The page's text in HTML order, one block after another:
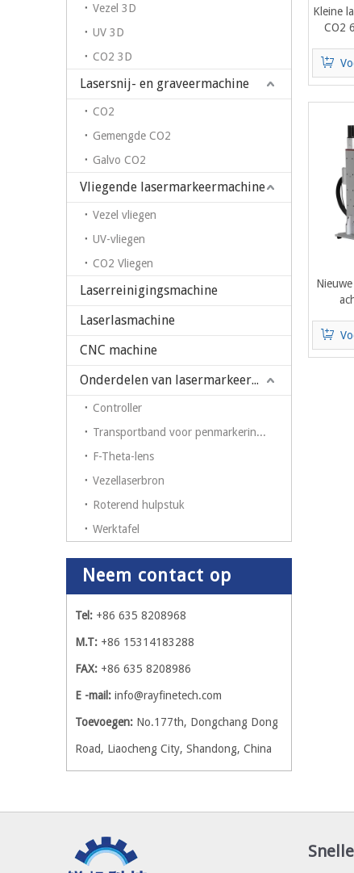
Vezel 3D
UV 3D
CO2 3D
Lasersnij- en graveermachine
CO2
Gemengde CO2
Galvo CO2
Vliegende lasermarkeermachine
Vezel vliegen
UV-vliegen
CO2 Vliegen
Laserreinigingsmachine
Laserlasmachine
CNC machine
Onderdelen van lasermarkeermachine
Controller
Transportband voor penmarkering op fiberlasermarkeermachine
F-Theta-lens
Vezellaserbron
Roterend hulpstuk
Werktafel
Neem contact op
Tel: +86 635 8208968
M.T: +86 15314183288
FAX: +86 635 8208986
E -mail: info@rayfinetech.com
Toevoegen: No.177th, Dongchang Dong
Road, Liaocheng City, Shandong, China
Kleine
CO2